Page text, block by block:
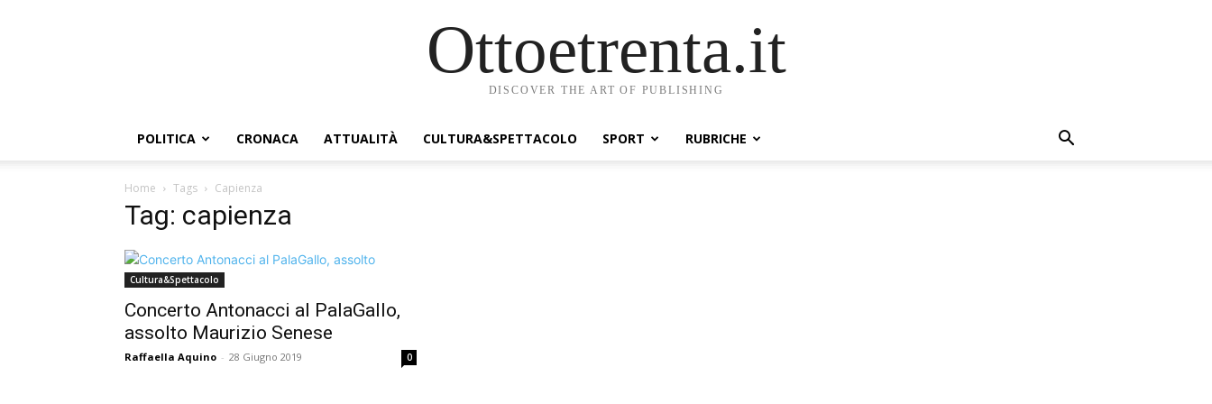
Ottoetrenta.it
DISCOVER THE ART OF PUBLISHING
POLITICA CRONACA ATTUALITÀ CULTURA&SPETTACOLO SPORT RUBRICHE
Home Tags Capienza
Tag: capienza
Cultura&Spettacolo
Concerto Antonacci al PalaGallo,
assolto Maurizio Senese
Raffaella Aquino - 28 Giugno 2019 0